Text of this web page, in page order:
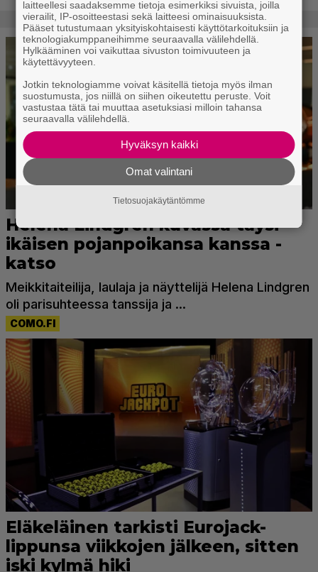
laitteellesi saadaksemme tietoja esimerkiksi sivuista, joilla
vierailit, IP-osoitteestasi sekä laitteesi ominaisuuksista.
Pääset tutustumaan yksityiskohtaisesti käyttötarkoituksiin ja
teknologiakumppaneihimme seuraavalla välilehdellä.
Hylkääminen voi vaikuttaa sivuston toimivuuteen ja
käytettävyyteen.
Jotkin teknologiamme voivat käsitellä tietoja myös ilman
suostumusta, jos niillä on siihen oikeutettu peruste. Voit
vastustaa tätä tai muuttaa asetuksiasi milloin tahansa
seuraavalla välilehdellä.
Hyväksyn kaikki
Omat valintani
Tietosuojakäytäntömme